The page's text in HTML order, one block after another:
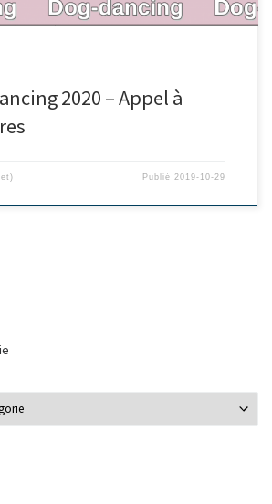
2020 – Appel à
Publié2019-10-29